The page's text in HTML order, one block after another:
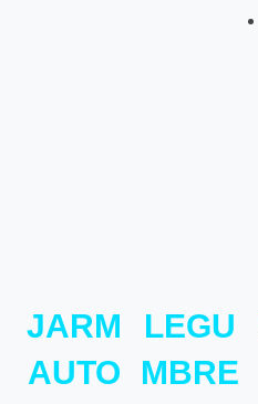
JARM
AUTO
LEGU
MBRE